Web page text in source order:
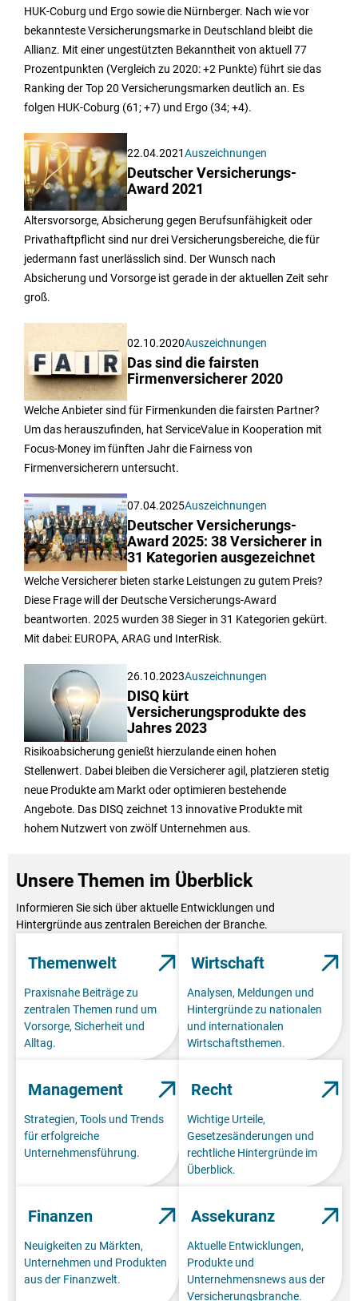
HUK-Coburg und Ergo sowie die Nürnberger. Nach wie vor
bekannteste Versicherungsmarke in Deutschland bleibt die
Allianz. Mit einer ungestützten Bekanntheit von aktuell 77
Prozentpunkten (Vergleich zu 2020: +2 Punkte) führt sie das
Ranking der Top 20 Versicherungsmarken deutlich an. Es
folgen HUK-Coburg (61; +7) und Ergo (34; +4).
22.04.2021Auszeichnungen
Deutscher Versicherungs-
Award 2021
Altersvorsorge, Absicherung gegen Berufsunfähigkeit oder
Privathaftpflicht sind nur drei Versicherungsbereiche, die für
jedermann fast unerlässlich sind. Der Wunsch nach
Absicherung und Vorsorge ist gerade in der aktuellen Zeit sehr
groß.
02.10.2020Auszeichnungen
Das sind die fairsten
Firmenversicherer 2020
Welche Anbieter sind für Firmenkunden die fairsten Partner?
Um das herauszufinden, hat ServiceValue in Kooperation mit
Focus-Money im fünften Jahr die Fairness von
Firmenversicherern untersucht.
07.04.2025Auszeichnungen
Deutscher Versicherungs-
Award 2025: 38 Versicherer in
31 Kategorien ausgezeichnet
Welche Versicherer bieten starke Leistungen zu gutem Preis?
Diese Frage will der Deutsche Versicherungs-Award
beantworten. 2025 wurden 38 Sieger in 31 Kategorien gekürt.
Mit dabei: EUROPA, ARAG und InterRisk.
26.10.2023Auszeichnungen
DISQ kürt
Versicherungsprodukte des
Jahres 2023
Risikoabsicherung genießt hierzulande einen hohen
Stellenwert. Dabei bleiben die Versicherer agil, platzieren stetig
neue Produkte am Markt oder optimieren bestehende
Angebote. Das DISQ zeichnet 13 innovative Produkte mit
hohem Nutzwert von zwölf Unternehmen aus.
Unsere Themen im Überblick
Informieren Sie sich über aktuelle Entwicklungen und
Hintergründe aus zentralen Bereichen der Branche.
Themenwelt
Praxisnahe Beiträge zu
zentralen Themen rund um
Vorsorge, Sicherheit und
Alltag.
Wirtschaft
Analysen, Meldungen und
Hintergründe zu nationalen
und internationalen
Wirtschaftsthemen.
Management
Strategien, Tools und Trends
für erfolgreiche
Unternehmensführung.
Recht
Wichtige Urteile,
Gesetzesänderungen und
rechtliche Hintergründe im
Überblick.
Finanzen
Neuigkeiten zu Märkten,
Unternehmen und Produkten
aus der Finanzwelt.
Assekuranz
Aktuelle Entwicklungen,
Produkte und
Unternehmensnews aus der
Versicherungsbranche.